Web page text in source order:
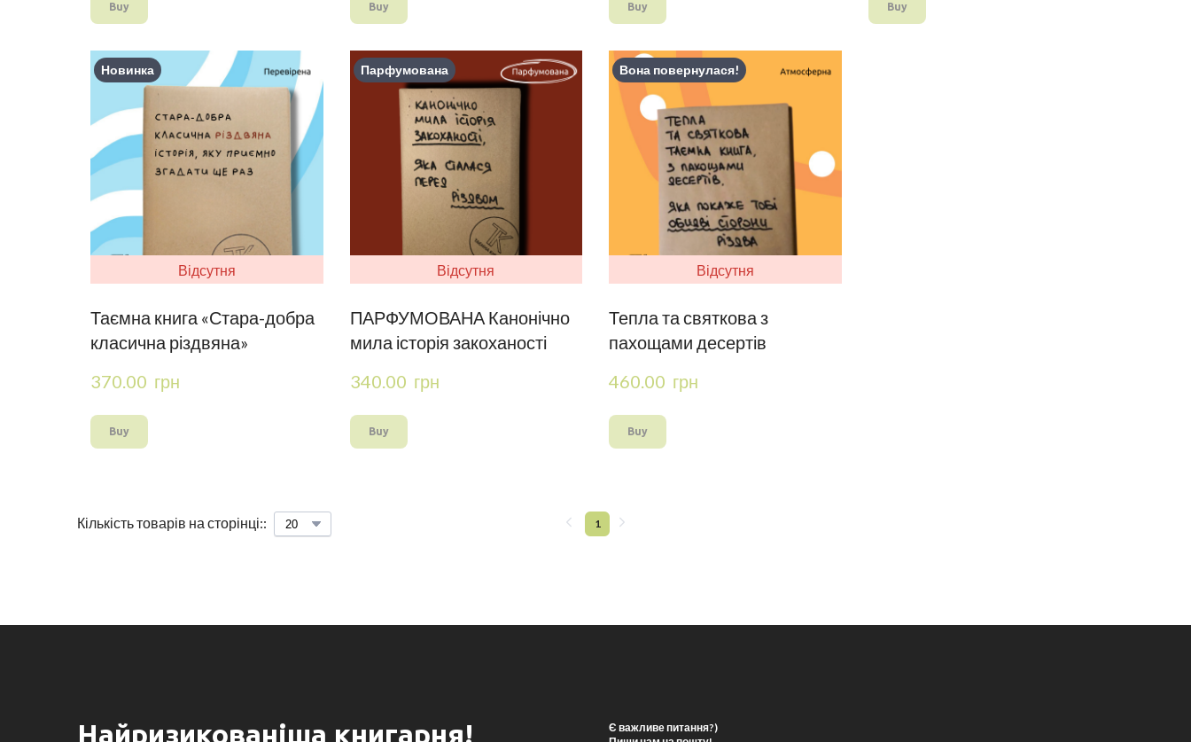
Buy Buy Buy Buy
Новинка
Відсутня
Таємна книга «Стара-добра
класична різдвяна»
370.00  грн
Buy
Парфумована
Відсутня
ПАРФУМОВАНА Канонічно
мила історія закоханості
340.00  грн
Buy
Вона повернулася!
Відсутня
Тепла та святкова з
пахощами десертів
460.00  грн
Buy
Кількість товарів на сторінці:: 1
Найризикованіша книгарня!
Є важливе питання?)